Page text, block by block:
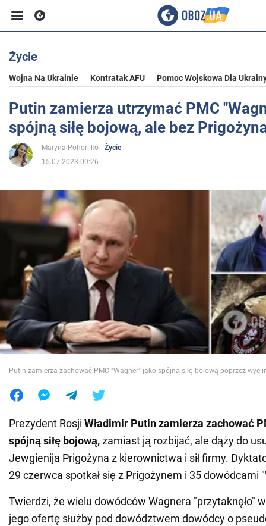
Biznes
Sport
Rozrywka
Polityka
Społeczeństwo
Wojna na Ukrainie
Świat
Jedzenie
Życie
Wojna Na Ukrainie Kontratak AFU Pomoc Wojskowa Dla
Putin zamierza utrzymać PMC
spójną siłę bojową, ale bez
Maryna Pohorilko
Życie
15.07.2023 09:26
Putin zamierza zachować PMC "Wagner" jako spójną siłę bojową poprzez
Prezydent Rosji Władimir Putin zamierza zachować
spójną siłę bojową,zamiast ją rozbijać, ale dąży do
Jewgienija Prigożyna z kierownictwa i sił firmy.
29 czerwca spotkał się z Prigożynem i 35 dowódcami
Twierdzi, że wielu dowódców Wagnera "przytaknęło"
jego ofertę służby pod dowództwem dowódcy o